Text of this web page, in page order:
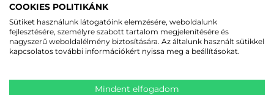
VONALKÓDOLVASÓ
NÉLKÜLI
VONALKÓDOLVASÓ
RÉSZLETEK
COOKIES POLITIKÁNK
Sütiket használunk látogatóink elemzésére, weboldalunk
fejlesztésére, személyre szabott tartalom megjelenítésére és
nagyszerű weboldalélmény biztosítására. Az általunk használt sütikkel
kapcsolatos további információkért nyissa meg a beállításokat.
Mindent elfogadom